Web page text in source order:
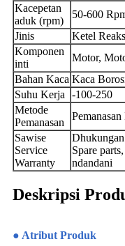
Kacepetan
aduk (rpm)
50-600
Jinis
Ketel
Komponen
inti
Motor,
Bahan Kaca Kaca
Suhu Kerja
-100-250
Metode
Pemanasan
Sawise
Service
Warranty
Spare
ndandani
Deskripsi
● Atribut Produk